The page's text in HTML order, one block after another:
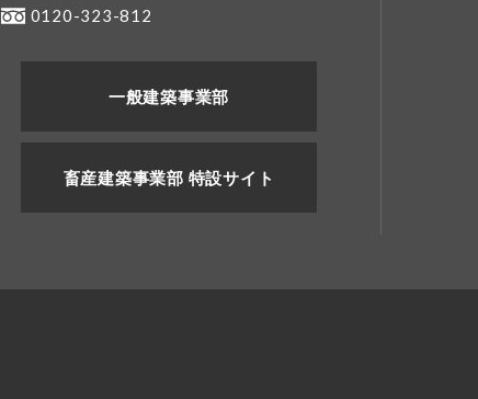
0120-323-812
一般建築事業部
畜産建築事業部 特設サイト